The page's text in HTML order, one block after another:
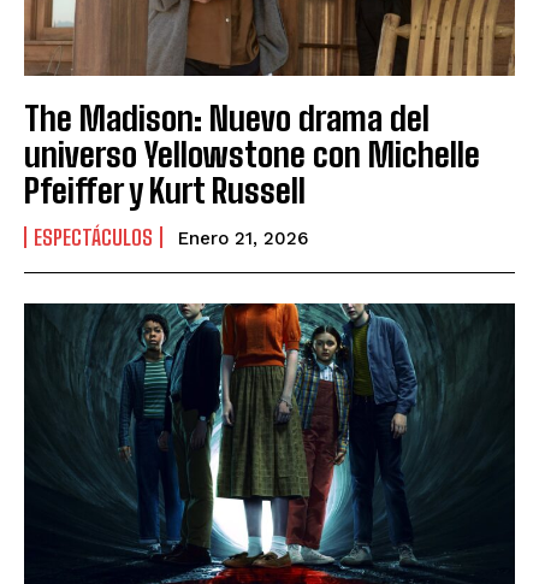
The Madison: Nuevo drama del
universo Yellowstone con Michelle
Pfeiffer y Kurt Russell
ESPECTÁCULOS Enero 21, 2026